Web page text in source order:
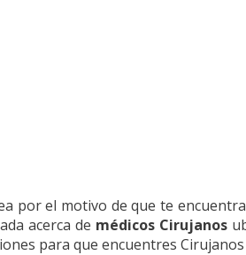
por el motivo de que te
acerca de médicos Cirujanos
para que encuentres